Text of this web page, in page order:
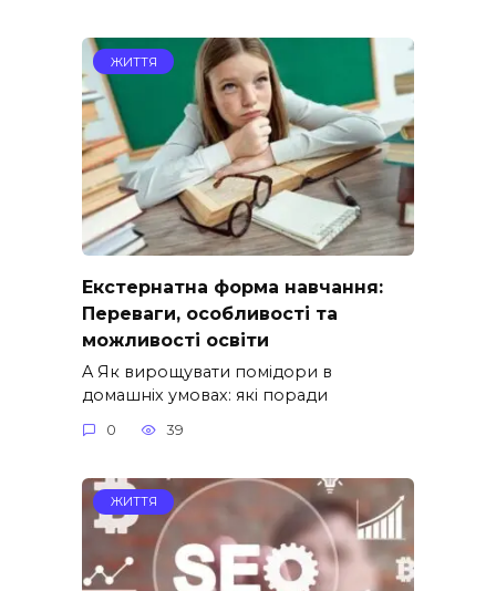
ЖИТТЯ
Екстернатна форма навчання:
Переваги, особливості та
можливості освіти
A Як вирощувати помідори в
домашніх умовах: які поради
0 39
ЖИТТЯ